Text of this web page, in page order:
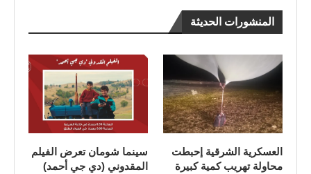
المنشورات الحديثة
العسكرية الشرقية إحبطت
محاولة تهريب كمية كبيرة
سينما شومان تعرض الفيلم
المقدوني (دي جي أحمد)